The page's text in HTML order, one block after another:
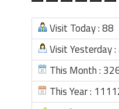
Visit Today : 88
Visit Yesterday
This Month :
This Year :